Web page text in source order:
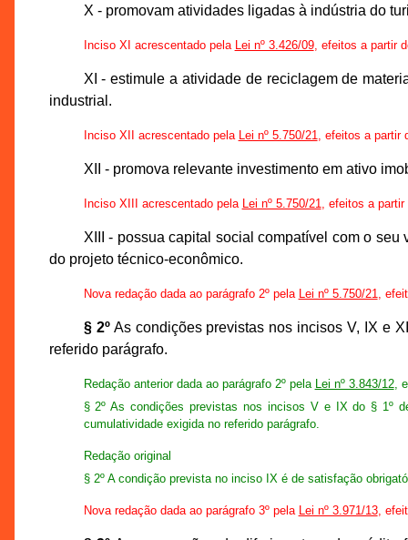
X - promovam atividades ligadas à indústria do
Inciso XI acrescentado pela Lei nº 3.426/09, efeitos a partir
XI - estimule a atividade de reciclagem de
industrial.
Inciso XII acrescentado pela Lei nº 5.750/21, efeitos a partir
XII - promova relevante investimento em ativo
Inciso XIII acrescentado pela Lei nº 5.750/21, efeitos a partir
XIII - possua capital social compatível com o
do projeto técnico-econômico.
Nova redação dada ao parágrafo 2º pela Lei nº 5.750/21,
§ 2ºAs condições previstas nos incisos V, IX e
referido parágrafo.
Redação anterior dada ao parágrafo 2º pela Lei nº 3.843/12,
§ 2º As condições previstas nos incisos V e IX do § 1º
cumulatividade exigida no referido parágrafo.
Redação original
§ 2º A condição prevista no inciso IX é de satisfação
Nova redação dada ao parágrafo 3º pela Lei nº 3.971/13,